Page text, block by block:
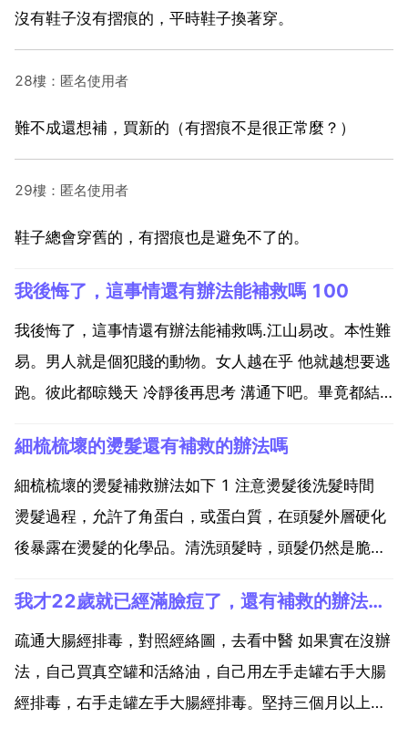
沒有鞋子沒有摺痕的，平時鞋子換著穿。
28樓：匿名使用者
難不成還想補，買新的（有摺痕不是很正常麼？）
29樓：匿名使用者
鞋子總會穿舊的，有摺痕也是避免不了的。
我後悔了，這事情還有辦法能補救嗎 100
我後悔了，這事情還有辦法能補救嗎.江山易改。本性難
易。男人就是個犯賤的動物。女人越在乎 他就越想要逃
跑。彼此都晾幾天 冷靜後再思考 溝通下吧。畢竟都結
是噩夢阿，呵呵，找個軟體把它偷回來，然後刪了吧。
下次可別這樣了。你愛他就要接受他上網交友，可是你
接受...
細梳梳壞的燙髮還有補救的辦法嗎
細梳梳壞的燙髮補救辦法如下 1 注意燙髮後洗髮時間
燙髮過程，允許了角蛋白，或蛋白質，在頭髮外層硬化
後暴露在燙髮的化學品。清洗頭髮時，頭髮仍然是脆弱
燙髮。燙髮後等待24小時至72小時，這能讓化學品的
成分充分的洗滌出來。這是最明智的做法。2 使用適合
的護...
我才22歲就已經滿臉痘了，還有補救的辦法嗎？
疏通大腸經排毒，對照經絡圖，去看中醫 如果實在沒辦
法，自己買真空罐和活絡油，自己用左手走罐右手大腸
經排毒，右手走罐左手大腸經排毒。堅持三個月以上，